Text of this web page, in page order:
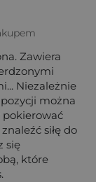
Zawiera
Niezależnie
można
pokierować
siłę do
się
które